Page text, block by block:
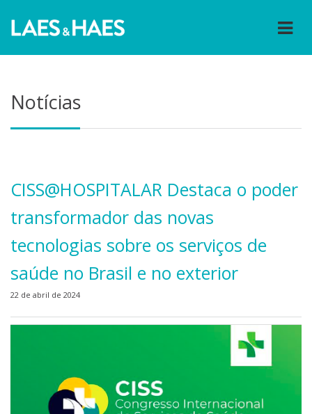
Notícias
CISS@HOSPITALAR Destaca o poder
transformador das novas
tecnologias sobre os serviços de
saúde no Brasil e no exterior
22 de abril de 2024